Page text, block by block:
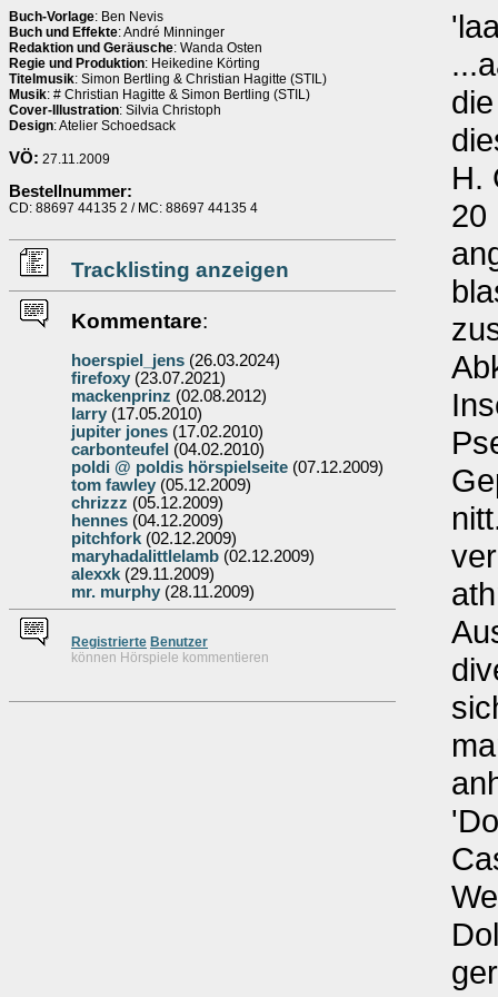
Buch-Vorlage: Ben Nevis
Buch und Effekte: André Minninger
Redaktion und Geräusche: Wanda Osten
Regie und Produktion: Heikedine Körting
Titelmusik: Simon Bertling & Christian Hagitte (STIL)
Musik: # Christian Hagitte & Simon Bertling (STIL)
Cover-Illustration: Silvia Christoph
Design: Atelier Schoedsack
VÖ: 27.11.2009
Bestellnummer:
CD: 88697 44135 2 / MC: 88697 44135 4
Tracklisting anzeigen
Kommentare:
hoerspiel_jens (26.03.2024)
firefoxy (23.07.2021)
mackenprinz (02.08.2012)
larry (17.05.2010)
jupiter jones (17.02.2010)
carbonteufel (04.02.2010)
poldi @ poldis hörspielseite (07.12.2009)
tom fawley (05.12.2009)
chrizzz (05.12.2009)
hennes (04.12.2009)
pitchfork (02.12.2009)
maryhadalittlelamb (02.12.2009)
alexxk (29.11.2009)
mr. murphy (28.11.2009)
Registrierte Benutzer
können Hörspiele kommentieren
H.
20